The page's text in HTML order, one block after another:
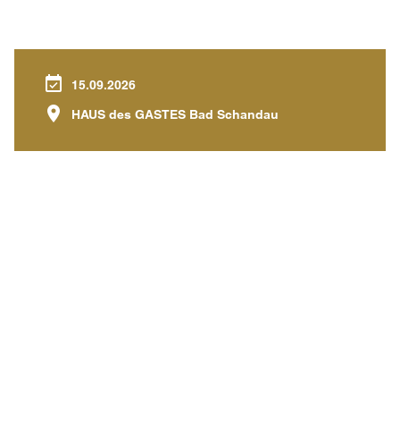
15.09.2026
HAUS des GASTES Bad Schandau